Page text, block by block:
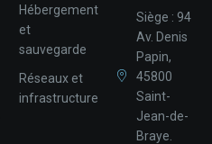
Hébergement
et
sauvegarde
Réseaux et
infrastructure
Siège : 94
Av. Denis
Papin,
45800
Saint-
Jean-de-
Braye.